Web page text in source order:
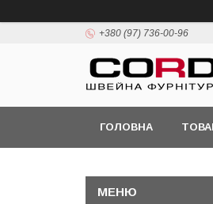
+380 (97) 736-00-96
ГОЛОВНА